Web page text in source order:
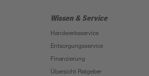
Wissen & Service
Handwerksservice
Entsorgungsservice
Finanzierung
Übersicht Ratgeber